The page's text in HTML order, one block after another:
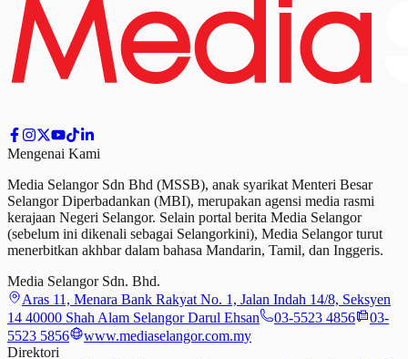
Mengenai Kami
Media Selangor Sdn Bhd (MSSB), anak syarikat Menteri Besar
Selangor Diperbadankan (MBI), merupakan agensi media rasmi
kerajaan Negeri Selangor. Selain portal berita Media Selangor
(sebelum ini dikenali sebagai Selangorkini), Media Selangor turut
menerbitkan akhbar dalam bahasa Mandarin, Tamil, dan Inggeris.
Media Selangor Sdn. Bhd.
Aras 11, Menara Bank Rakyat No. 1, Jalan Indah 14/8, Seksyen
14 40000 Shah Alam Selangor Darul Ehsan
03-5523 4856
03-
5523 5856
www.mediaselangor.com.my
Direktori